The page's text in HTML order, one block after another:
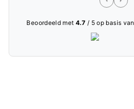
Beoordeeld met 4.7 / 5 op basis van